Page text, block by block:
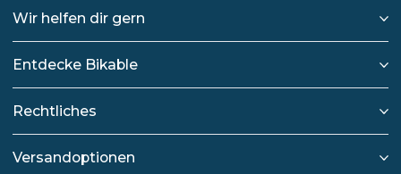
Wir helfen dir gern
Entdecke Bikable
Rechtliches
Versandoptionen